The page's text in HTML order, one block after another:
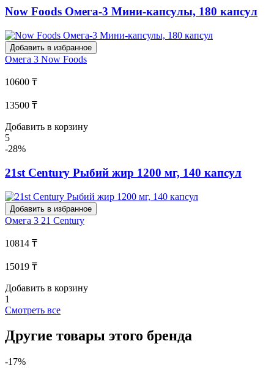
Now Foods Омега-3 Мини-капсулы, 180 капсул
Добавить в избранное
Омега 3 Now Foods
10600 ₸
13500 ₸
Добавить в корзину
5
-28%
21st Century Рыбий жир 1200 мг, 140 капсул
Добавить в избранное
Омега 3 21 Century
10814 ₸
15019 ₸
Добавить в корзину
1
Смотреть все
Другие товары этого бренда
-17%